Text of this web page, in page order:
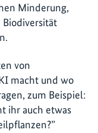
Minderung,
von
macht und wo
zum Beispiel:
ihr auch etwas